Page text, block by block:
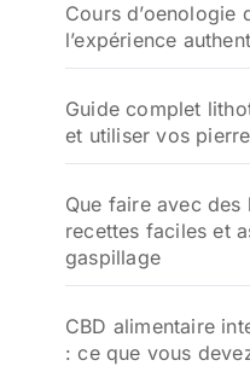
Cours d’oenologie
l’expérience
Guide complet
et utiliser vos
Que faire avec des
recettes faciles et
gaspillage
CBD alimentaire
: ce que vous